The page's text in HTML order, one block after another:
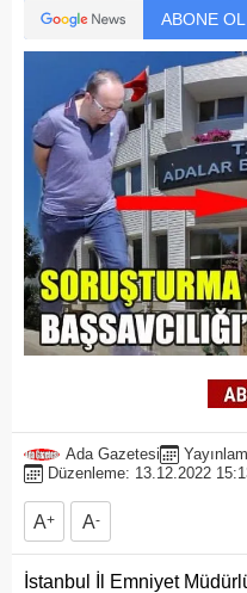
ABONE OL
Ada Gazetesi
Düzenleme: 13.12.2022
A+ A-
İstanbul İl Emniyet